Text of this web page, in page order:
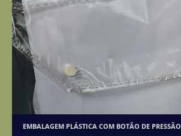
EMBALAGEM PLÁSTICA COM BOTÃO DE PRESSÃO